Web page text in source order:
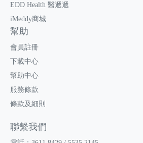
EDD Health 醫遞遞
iMeddy商城
幫助
會員註冊
下載中心
幫助中心
服務條款
條款及細則
聯繫我們